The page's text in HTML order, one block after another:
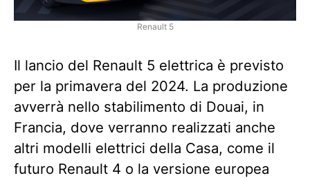
Renault 5
Il lancio del Renault 5 elettrica è previsto
per la primavera del 2024. La produzione
avverrà nello stabilimento di Douai, in
Francia, dove verranno realizzati anche
altri modelli elettrici della Casa, come il
futuro Renault 4 o la versione europea